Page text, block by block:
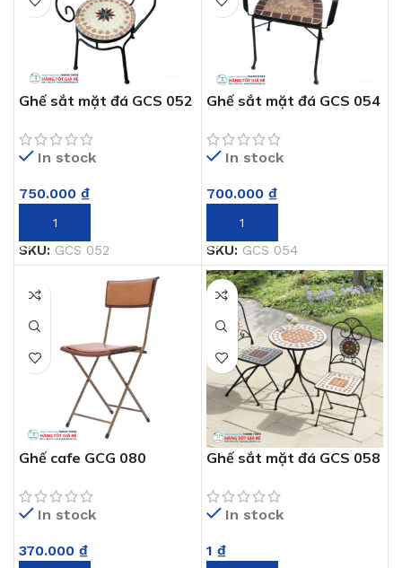
Ghế sắt mặt đá GCS 052
In stock
750.000 ₫
THÊM VÀO GIỎ HÀNG
SKU: GCS 052
Ghế sắt mặt đá GCS 054
In stock
700.000 ₫
THÊM VÀO GIỎ HÀNG
SKU: GCS 054
Ghế cafe GCG 080
In stock
370.000 ₫
Ghế sắt mặt đá GCS 058
In stock
1 ₫